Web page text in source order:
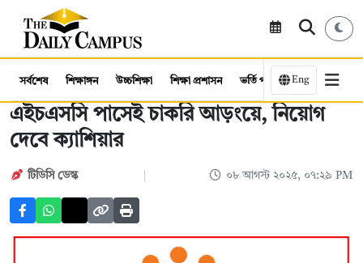
সর্বশেষ শিক্ষাঙ্গন উচ্চশিক্ষা শিক্ষা প্রশাসন ভর্তি পরীক্ষা কর্মসংস্থান
Eng
এইচএসসি পাসেই চাকরি আড়ংয়ে, নিয়োগ
দেবে ক্যাশিয়ার
টিডিসি ডেস্ক ০৮ আগস্ট ২০২৫, ০৭:২৯ PM